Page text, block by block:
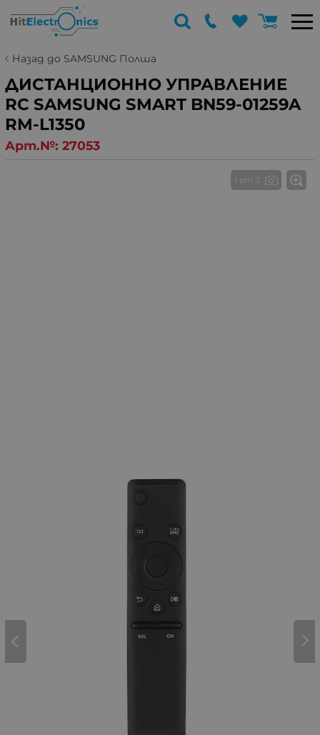
Назад до SAMSUNG Полша
ДИСТАНЦИОННО УПРАВЛЕНИЕ
RC SAMSUNG SMART BN59-01259A
RM-L1350
Арт.№: 27053
1 от 3